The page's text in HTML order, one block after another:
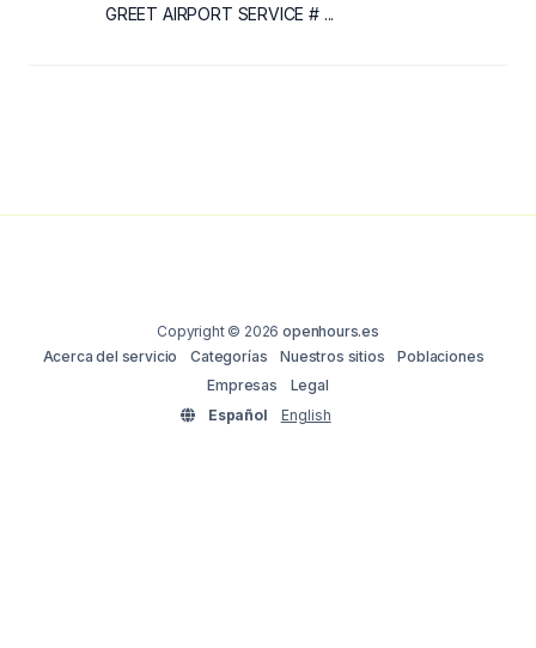
GREET AIRPORT SERVICE # ...
Copyright © 2026openhours.es
Acerca del servicio
Categorías Nuestros sitios
Poblaciones
Empresas
Legal
Español
English